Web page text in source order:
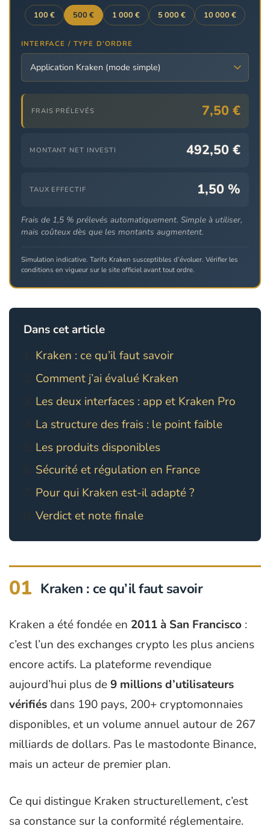
100 € 500 € 1 000 € 5 000 € 10 000 €
INTERFACE / TYPE D’ORDRE
FRAIS PRÉLEVÉS 7,50 €
MONTANT NET INVESTI 492,50 €
TAUX EFFECTIF 1,50 %
Frais de 1,5 % prélevés automatiquement. Simple à utiliser,
mais coûteux dès que les montants augmentent.
Simulation indicative. Tarifs Kraken susceptibles d’évoluer. Vérifier les
conditions en vigueur sur le site officiel avant tout ordre.
Dans cet article
Kraken : ce qu’il faut savoir
Comment j’ai évalué Kraken
Les deux interfaces : app et Kraken Pro
La structure des frais : le point faible
Les produits disponibles
Sécurité et régulation en France
Pour qui Kraken est-il adapté ?
Verdict et note finale
01 Kraken : ce qu’il faut savoir
Kraken a été fondée en 2011 à San Francisco :
c’est l’un des exchanges crypto les plus anciens
encore actifs. La plateforme revendique
aujourd’hui plus de9 millions d’utilisateurs
vérifiés dans 190 pays, 200+ cryptomonnaies
disponibles, et un volume annuel autour de 267
milliards de dollars. Pas le mastodonte Binance,
mais un acteur de premier plan.
Ce qui distingue Kraken structurellement, c’est
sa constance sur la conformité réglementaire.